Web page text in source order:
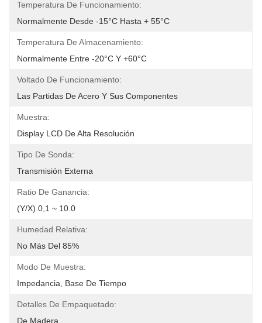
Temperatura De Funcionamiento:
Normalmente Desde -15°C Hasta + 55°C
Temperatura De Almacenamiento:
Normalmente Entre -20°C Y +60°C
Voltado De Funcionamiento:
Las Partidas De Acero Y Sus Componentes
Muestra:
Display LCD De Alta Resolución
Tipo De Sonda:
Transmisión Externa
Ratio De Ganancia:
(Y/X) 0,1 ~ 10.0
Humedad Relativa:
No Más Del 85%
Modo De Muestra:
Impedancia, Base De Tiempo
Detalles De Empaquetado:
De Madera